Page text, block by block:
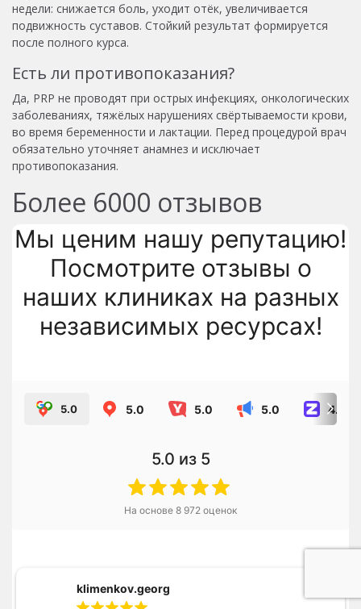
недели: снижается боль, уходит отёк, увеличивается
подвижность суставов. Стойкий результат формируется
после полного курса.
Есть ли противопоказания?
Да, PRP не проводят при острых инфекциях, онкологических
заболеваниях, тяжёлых нарушениях свёртываемости крови,
во время беременности и лактации. Перед процедурой врач
обязательно уточняет анамнез и исключает
противопоказания.
Более 6000 отзывов
Мы ценим нашу репутацию!
Посмотрите отзывы о
наших клиниках на разных
независимых ресурсах!
5.0 5.0 5.0 5.0 4.8
5.0 из 5
На основе 8 972 оценок
klimenkov.georg